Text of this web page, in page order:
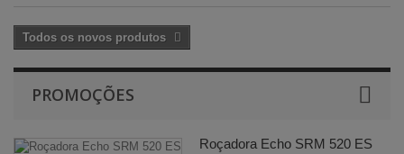
Todos os novos produtos
PROMOÇÕES
Roçadora Echo SRM 520 ES